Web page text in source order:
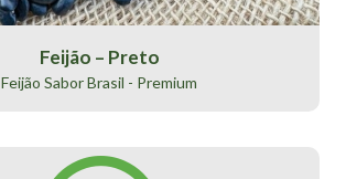
Feijão – Preto
Feijão Sabor Brasil - Premium